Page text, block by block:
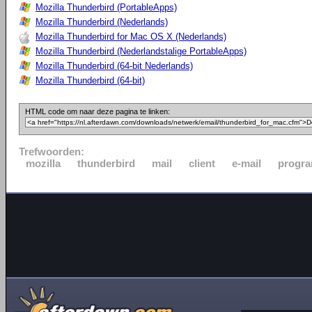
Mozilla Thunderbird (PortableApps)
Mozilla Thunderbird (Nederlands)
Mozilla Thunderbird for Mac OS X (Nederlands)
Mozilla Thunderbird (Nederlandstalige PortableApps)
Mozilla Thunderbird (64-bit Nederlands)
Mozilla Thunderbird (64-bit)
HTML code om naar deze pagina te linken:
Trefwoorden:
mozilla
thunderbird mail client e-mail